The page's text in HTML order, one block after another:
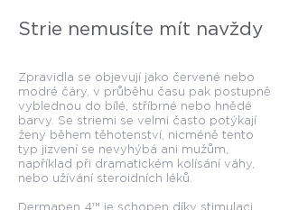
Strie nemusíte mít navždy
Zpravidla se objevují jako červené nebo
modré čáry, v průběhu času pak postupně
vyblednou do bílé, stříbrné nebo hnědé
barvy. Se striemi se velmi často potýkají
ženy během těhotenství, nicméně tento
typ jizvení se nevyhýbá ani mužům,
například při dramatickém kolísání váhy,
nebo užívání steroidních léků.
Dermapen 4™ je schopen díky stimulaci